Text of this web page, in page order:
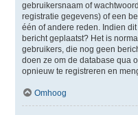
gebruikersnaam of
registratie gegevens) of een
één of andere reden. Indien
bericht geplaatst? Het is
gebruikers, die nog geen
doen ze om de database qua
opnieuw te registreren en
Omhoog